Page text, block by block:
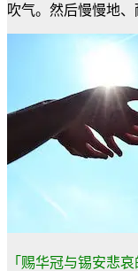
吹气。然后慢慢地
「赐华冠与锡安悲